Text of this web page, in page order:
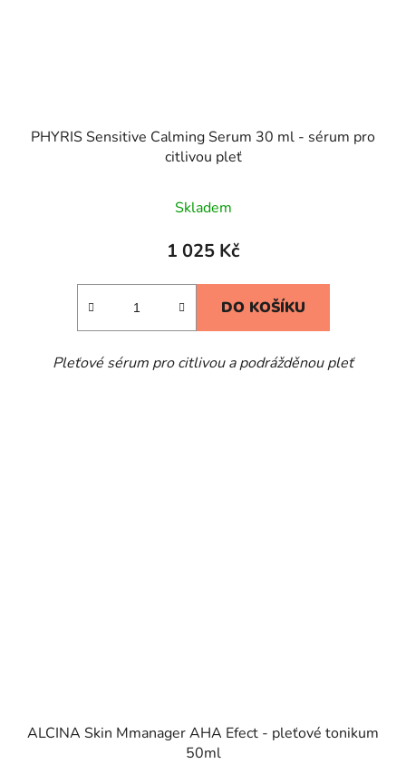
PHYRIS Sensitive Calming Serum 30 ml - sérum pro
citlivou pleť
Skladem
1 025 Kč
DO KOŠÍKU
Pleťové sérum pro citlivou a podrážděnou pleť
ALCINA Skin Mmanager AHA Efect - pleťové tonikum
50ml